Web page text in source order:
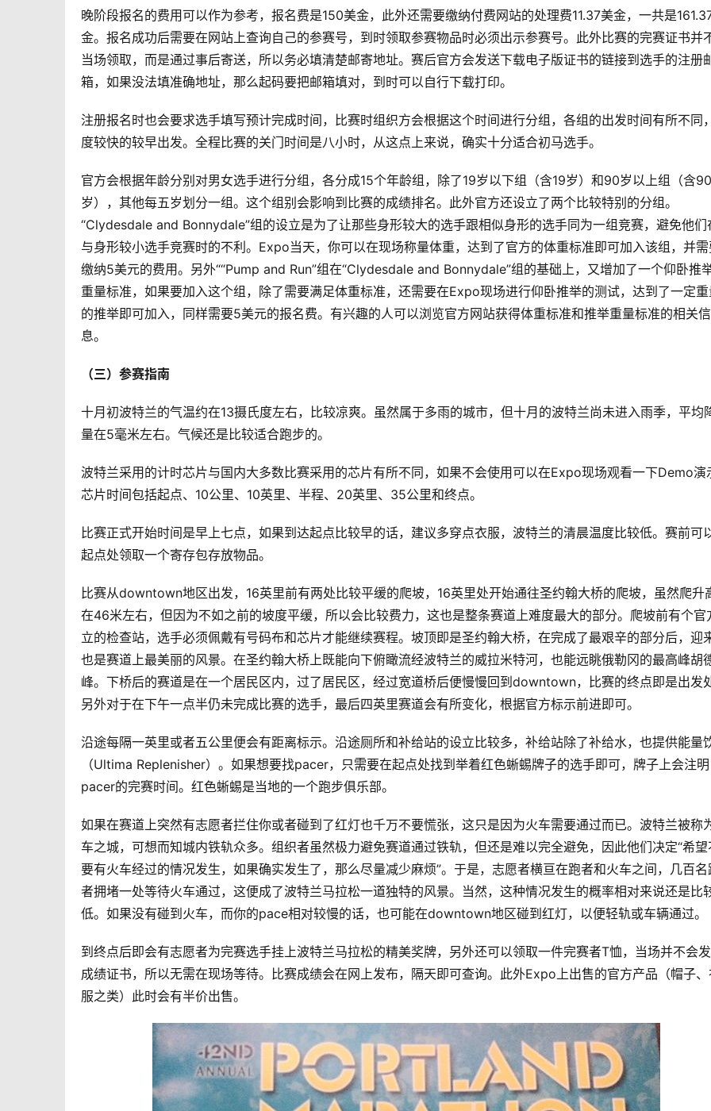
晚阶段报名的费用可以作为参考，报名费是150美金，此外还需要缴纳付费网站的处理费11.37美金，一共是
金。报名成功后需要在网站上查询自己的参赛号，到时领取参赛物品时必须出示参赛号。此外比赛的完赛证书并
当场领取，而是通过事后寄送，所以务必填清楚邮寄地址。赛后官方会发送下载电子版证书的链接到选手的注册
箱，如果没法填准确地址，那么起码要把邮箱填对，到时可以自行下载打印。
注册报名时也会要求选手填写预计完成时间，比赛时组织方会根据这个时间进行分组，各组的出发时间有所不同
度较快的较早出发。全程比赛的关门时间是八小时，从这点上来说，确实十分适合初马选手。
官方会根据年龄分别对男女选手进行分组，各分成15个年龄组，除了19岁以下组（含19岁）和90岁以上组（含90
岁），其他每五岁划分一组。这个组别会影响到比赛的成绩排名。此外官方还设立了两个比较特别的分组。
“Clydesdale and Bonnydale”组的设立是为了让那些身形较大的选手跟相似身形的选手同为一组竞赛，避免他们
与身形较小选手竞赛时的不利。Expo当天，你可以在现场称量体重，达到了官方的体重标准即可加入该组，并
缴纳5美元的费用。另外““Pump and Run”组在“Clydesdale and Bonnydale”组的基础上，又增加了一个仰卧推
重量标准，如果要加入这个组，除了需要满足体重标准，还需要在Expo现场进行仰卧推举的测试，达到了一定重
的推举即可加入，同样需要5美元的报名费。有兴趣的人可以浏览官方网站获得体重标准和推举重量标准的相关信
息。
（三）参赛指南
十月初波特兰的气温约在13摄氏度左右，比较凉爽。虽然属于多雨的城市，但十月的波特兰尚未进入雨季，平均
量在5毫米左右。气候还是比较适合跑步的。
波特兰采用的计时芯片与国内大多数比赛采用的芯片有所不同，如果不会使用可以在Expo现场观看一下Demo演
芯片时间包括起点、10公里、10英里、半程、20英里、35公里和终点。
比赛正式开始时间是早上七点，如果到达起点比较早的话，建议多穿点衣服，波特兰的清晨温度比较低。赛前可
起点处领取一个寄存包存放物品。
比赛从downtown地区出发，16英里前有两处比较平缓的爬坡，16英里处开始通往圣约翰大桥的爬坡，虽然爬升
在46米左右，但因为不如之前的坡度平缓，所以会比较费力，这也是整条赛道上难度最大的部分。爬坡前有个官
立的检查站，选手必须佩戴有号码布和芯片才能继续赛程。坡顶即是圣约翰大桥，在完成了最艰辛的部分后，迎
也是赛道上最美丽的风景。在圣约翰大桥上既能向下俯瞰流经波特兰的威拉米特河，也能远眺俄勒冈的最高峰胡
峰。下桥后的赛道是在一个居民区内，过了居民区，经过宽道桥后便慢慢回到downtown，比赛的终点即是出发处
另外对于在下午一点半仍未完成比赛的选手，最后四英里赛道会有所变化，根据官方标示前进即可。
沿途每隔一英里或者五公里便会有距离标示。沿途厕所和补给站的设立比较多，补给站除了补给水，也提供能量
（Ultima Replenisher）。如果想要找pacer，只需要在起点处找到举着红色蜥蜴牌子的选手即可，牌子上会注明
pacer的完赛时间。红色蜥蜴是当地的一个跑步俱乐部。
如果在赛道上突然有志愿者拦住你或者碰到了红灯也千万不要慌张，这只是因为火车需要通过而已。波特兰被称
车之城，可想而知城内铁轨众多。组织者虽然极力避免赛道通过铁轨，但还是难以完全避免，因此他们决定“希望
要有火车经过的情况发生，如果确实发生了，那么尽量减少麻烦”。于是，志愿者横亘在跑者和火车之间，几百名
者拥堵一处等待火车通过，这便成了波特兰马拉松一道独特的风景。当然，这种情况发生的概率相对来说还是比
低。如果没有碰到火车，而你的pace相对较慢的话，也可能在downtown地区碰到红灯，以便轻轨或车辆通过。
到终点后即会有志愿者为完赛选手挂上波特兰马拉松的精美奖牌，另外还可以领取一件完赛者T恤，当场并不会
成绩证书，所以无需在现场等待。比赛成绩会在网上发布，隔天即可查询。此外Expo上出售的官方产品（帽子、
服之类）此时会有半价出售。